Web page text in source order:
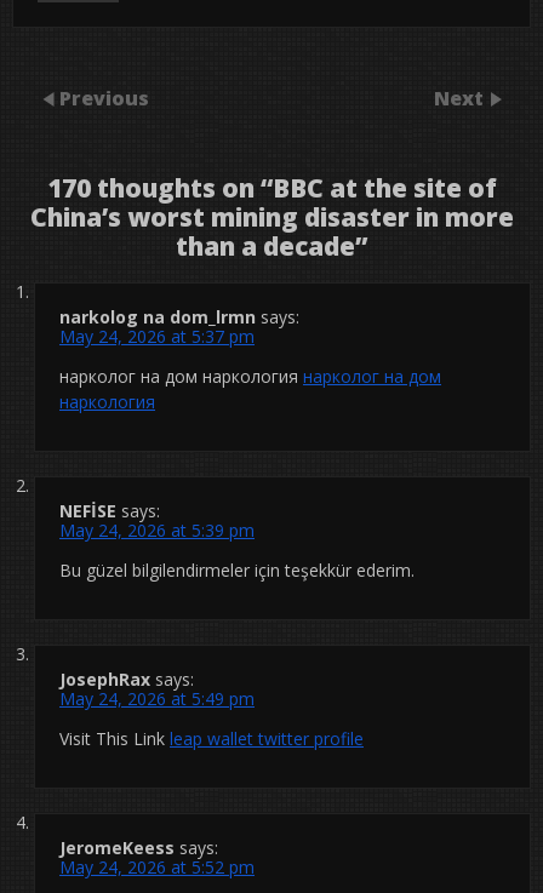
Previous Next
170 thoughts on “BBC at the site of
China’s worst mining disaster in more
than a decade”
narkolog na dom_lrmn says:
May 24, 2026 at 5:37 pm
нарколог на дом наркология нарколог на дом
наркология
NEFİSE says:
May 24, 2026 at 5:39 pm
Bu güzel bilgilendirmeler için teşekkür ederim.
JosephRax says:
May 24, 2026 at 5:49 pm
Visit This Link leap wallet twitter profile
JeromeKeess says:
May 24, 2026 at 5:52 pm